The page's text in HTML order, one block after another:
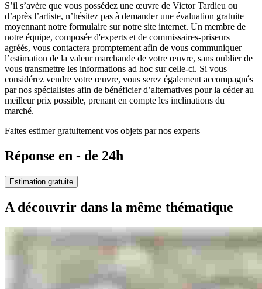
S’il s’avère que vous possédez une œuvre de Victor Tardieu ou
d’après l’artiste, n’hésitez pas à demander une évaluation gratuite
moyennant notre formulaire sur notre site internet. Un membre de
notre équipe, composée d'experts et de commissaires-priseurs
agréés, vous contactera promptement afin de vous communiquer
l’estimation de la valeur marchande de votre œuvre, sans oublier de
vous transmettre les informations ad hoc sur celle-ci. Si vous
considérez vendre votre œuvre, vous serez également accompagnés
par nos spécialistes afin de bénéficier d’alternatives pour la céder au
meilleur prix possible, prenant en compte les inclinations du
marché.
Faites estimer gratuitement vos objets par nos experts
Réponse en - de 24h
Estimation gratuite
A découvrir dans la même thématique